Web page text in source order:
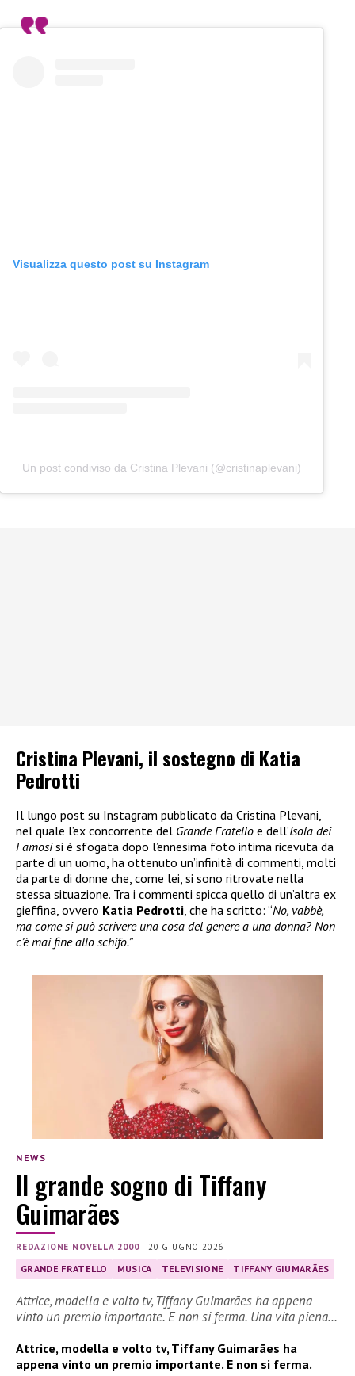
Visualizza questo post su Instagram
Un post condiviso da Cristina Plevani (@cristinaplevani)
Cristina Plevani, il sostegno di Katia
Pedrotti
Il lungo post su Instagram pubblicato da Cristina Plevani,
nel quale l’ex concorrente del Grande Fratello e dell’Isola dei
Famosisi è sfogata dopo l’ennesima foto intima ricevuta da
parte di un uomo, ha ottenuto un’infinità di commenti, molti
da parte di donne che, come lei, si sono ritrovate nella
stessa situazione. Tra i commenti spicca quello di un’altra ex
gieffina, ovvero Katia Pedrotti, che ha scritto: “No, vabbè,
ma come si può scrivere una cosa del genere a una donna? Non
c’è mai fine allo schifo.”
NEWS
Il grande sogno di Tiffany
Guimarães
REDAZIONE NOVELLA 2000|20 GIUGNO 2026
GRANDE FRATELLO MUSICA TELEVISIONE TIFFANY GIUMARÃES
Attrice, modella e volto tv, Tiffany Guimarães ha appena
vinto un premio importante. E non si ferma. Una vita piena…
Attrice, modella e volto tv, Tiffany Guimarães ha
appena vinto un premio importante. E non si ferma.